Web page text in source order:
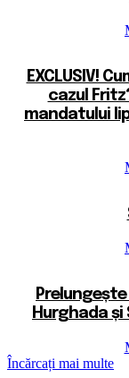
EXCLUSIV!
cazul
mandatului
Hurghada și
Încărcați mai multe